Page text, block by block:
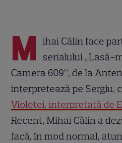
M ihai Călin face
serialului „Lasă-
Camera 609”, de la
interpretează pe Sergiu,
Violetei, interpretată de
Recent, Mihai Călin a
facă, în mod normal,